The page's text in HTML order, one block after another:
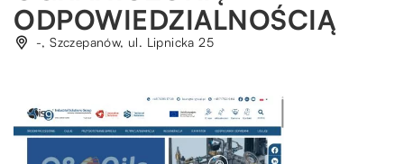
ODPOWIEDZIALNOŚCIĄ
-, Szczepanów, ul. Lipnicka 25